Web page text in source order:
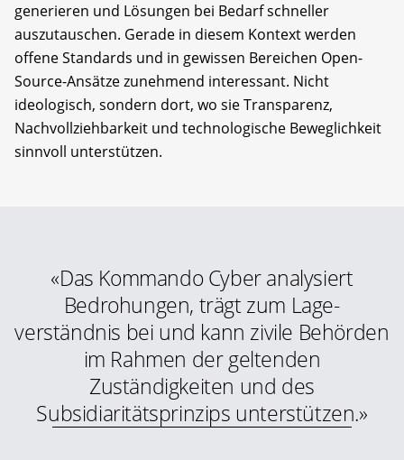
generieren und Lösungen bei Bedarf schneller
auszutauschen. Gerade in diesem Kontext werden
offene Standards und in gewissen Bereichen Open-
Source-­Ansätze zunehmend interessant. Nicht
ideologisch, sondern dort, wo sie Transparenz,
Nachvollziehbarkeit und technologische Beweglichkeit
sinnvoll unterstützen.
«Das Kommando Cyber analysiert
Bedrohungen, trägt zum Lage­
verständnis bei und kann zivile Behörden
im Rahmen der gelten­den
Zuständigkeiten und des
Subsidiaritätsprinzips unterstützen.»